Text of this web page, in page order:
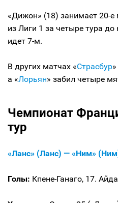
«Дижон» (18) занимает 20-
из Лиги 1 за четыре тура до
идет 7-м.
В других матчах «Страсбур
а «Лорьян» забил четыре
Чемпионат
тур
«Ланс» (Ланс) — «Ним»
Голы: Кпене-Ганаго, 17.